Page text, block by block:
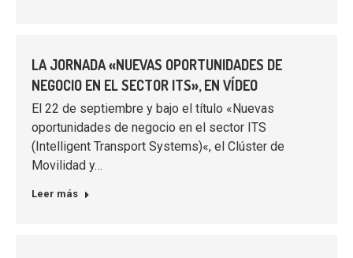
LA JORNADA «NUEVAS OPORTUNIDADES DE
NEGOCIO EN EL SECTOR ITS», EN VÍDEO
El 22 de septiembre y bajo el título «Nuevas
oportunidades de negocio en el sector ITS
(Intelligent Transport Systems)«, el Clúster de
Movilidad y…
Leer más